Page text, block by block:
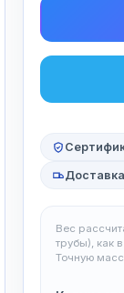
Вес
трубы), как
Точную